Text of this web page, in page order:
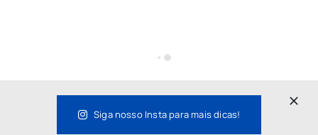
Siga nosso Insta para mais dicas!